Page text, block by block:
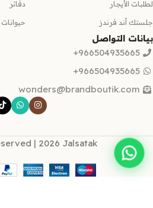
لطلبات الأيجار
جلستك أند فرندز
دفاتر
حيوانات
بيانات التواصل
966504935665+
966504935665+
wonders@brandboutik.com
| 2026 Jalsatak.